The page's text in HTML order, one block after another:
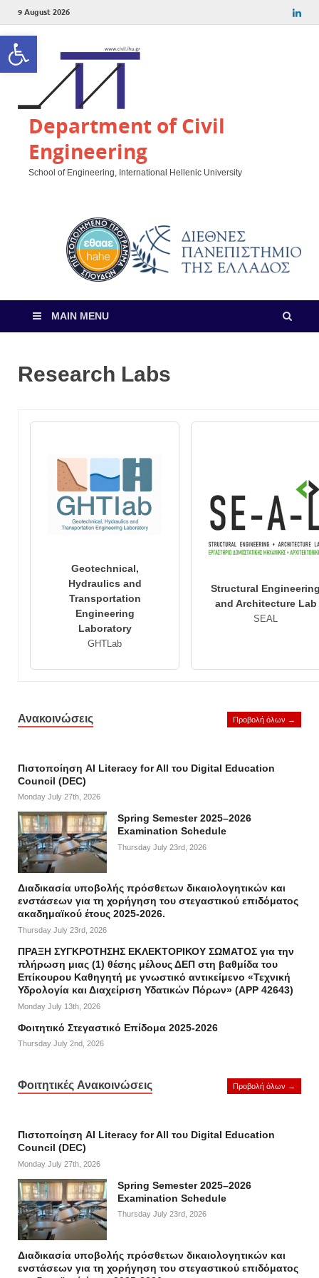
Open toolbar
9 August 2026
Department of Civil
Engineering
School of Engineering, International Hellenic University
MAIN MENU
Research Labs
Geotechnical,
Hydraulics and
Transportation
Engineering
Laboratory
GHTLab
Structural
and Architecture Lab
SEAL
Ανακοινώσεις Προβολή όλων →
Πιστοποίηση AI Literacy for All του Digital Education
Council (DEC)
Monday July 27th, 2026
Spring Semester 2025–2026
Examination Schedule
Thursday July 23rd, 2026
Διαδικασία υποβολής πρόσθετων δικαιολογητικών και
ενστάσεων για τη χορήγηση του στεγαστικού επιδόματος
ακαδημαϊκού έτους 2025-2026.
Thursday July 23rd, 2026
ΠΡΑΞΗ ΣΥΓΚΡΟΤΗΣΗΣ ΕΚΛΕΚΤΟΡΙΚΟΥ ΣΩΜΑΤΟΣ για την
πλήρωση μιας (1) θέσης μέλους ΔΕΠ στη βαθμίδα του
Επίκουρου Καθηγητή με γνωστικό αντικείμενο «Τεχνική
Υδρολογία και Διαχείριση Υδατικών Πόρων» (APP 42643)
Monday July 13th, 2026
Φοιτητικό Στεγαστικό Επίδομα 2025-2026
Thursday July 2nd, 2026
Φοιτητικές Ανακοινώσεις Προβολή όλων →
Πιστοποίηση AI Literacy for All του Digital Education
Council (DEC)
Monday July 27th, 2026
Spring Semester 2025–2026
Examination Schedule
Thursday July 23rd, 2026
Διαδικασία υποβολής πρόσθετων δικαιολογητικών και
ενστάσεων για τη χορήγηση του στεγαστικού επιδόματος